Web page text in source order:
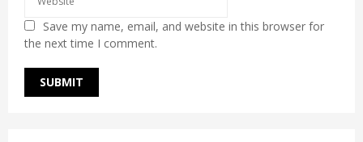
Save my name, email, and website in this browser for
the next time I comment.